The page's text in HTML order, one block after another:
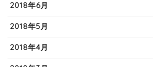
2018年6月
2018年5月
2018年4月